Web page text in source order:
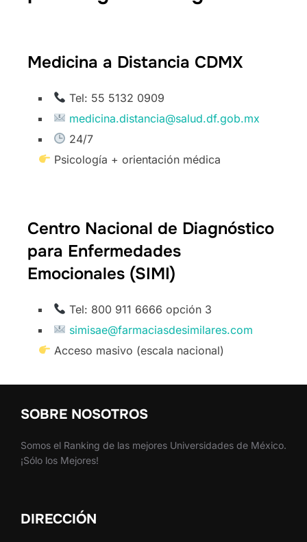
Medicina a Distancia CDMX
Tel: 55 5132 0909
medicina.distancia@salud.df.gob.mx
24/7
Psicología + orientación médica
Centro Nacional de Diagnóstico
para Enfermedades
Emocionales (SIMI)
Tel: 800 911 6666 opción 3
simisae@farmaciasdesimilares.com
Acceso masivo (escala nacional)
SOBRE NOSOTROS
Somos el Ranking de las mejores Universidades de México.
¡Sólo los Mejores!
DIRECCIÓN